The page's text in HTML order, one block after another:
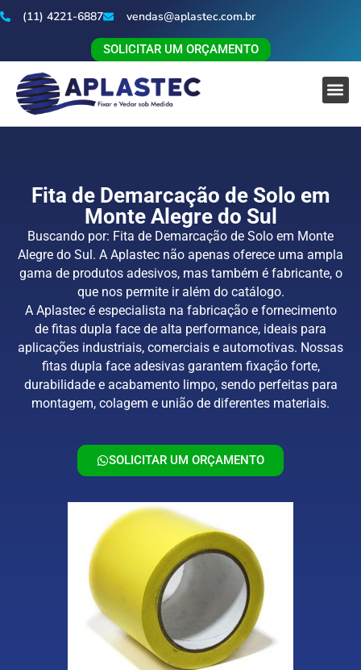
(11) 4221-6887 vendas@aplastec.com.br
SOLICITAR UM ORÇAMENTO
Fita de Demarcação de Solo em
Monte Alegre do Sul
Buscando por: Fita de Demarcação de Solo em Monte
Alegre do Sul. A Aplastec não apenas oferece uma ampla
gama de produtos adesivos, mas também é fabricante, o
que nos permite ir além do catálogo.
A Aplastec é especialista na fabricação e fornecimento
de fitas dupla face de alta performance, ideais para
aplicações industriais, comerciais e automotivas. Nossas
fitas dupla face adesivas garantem fixação forte,
durabilidade e acabamento limpo, sendo perfeitas para
montagem, colagem e união de diferentes materiais.
SOLICITAR UM ORÇAMENTO